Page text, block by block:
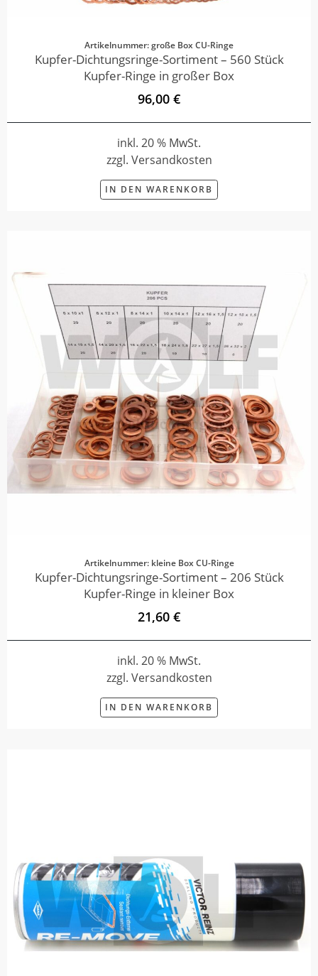
Artikelnummer: große Box CU-Ringe
Kupfer-Dichtungsringe-Sortiment – 560 Stück
Kupfer-Ringe in großer Box
96,00 €
inkl. 20 % MwSt.
zzgl. Versandkosten
IN DEN WARENKORB
Artikelnummer: kleine Box CU-Ringe
Kupfer-Dichtungsringe-Sortiment – 206 Stück
Kupfer-Ringe in kleiner Box
21,60 €
inkl. 20 % MwSt.
zzgl. Versandkosten
IN DEN WARENKORB